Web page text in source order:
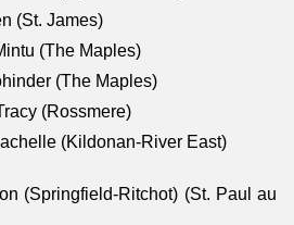
(St. James)
(The Maples)
(The Maples)
(Rossmere)
(Kildonan-River East)
(Springfield-Ritchot) (St. Paul au